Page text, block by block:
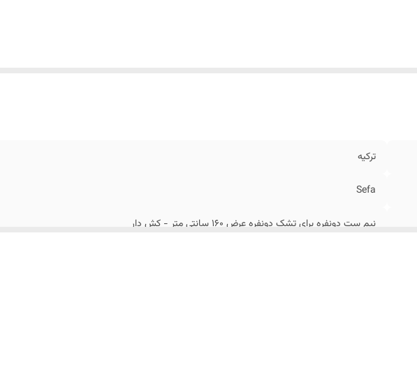
ترکیه
Sefa
نیم ست دونفره برای تشک دونفره عرض ۱۶۰ سانتی متر - کش دار